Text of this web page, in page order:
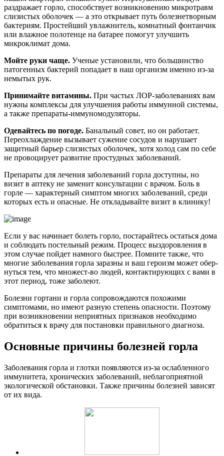
раздражает горло, способствует возникновению микротравм
слизистых оболочек — а это открывает путь болезнетворным
бактериям. Простейший увлажнитель, комнатный фонтанчик
или влажное полотенце на батарее помогут улучшить
микроклимат дома.
Мойте руки чаще. Ученые установили, что большинство
патогенных бактерий попадает в наш организм именно из-за
немытых рук.
Принимайте витамины. При частых ЛОР-заболеваниях вам
нужны комплексы для улучшения работы иммунной системы,
а также препараты-иммуномодуляторы.
Одевайтесь по погоде. Банальный совет, но он работает.
Переохлаждение вызывает сужение сосудов и нарушает
защитный барьер слизистых оболочек, хотя холод сам по себе
не провоцирует развитие простудных заболеваний.
Препараты для лечения заболеваний горла доступны, но
визит в аптеку не заменит консультации с врачом. Боль в
горле — характерный симптом многих заболеваний, среди
которых есть и опасные. Не откладывайте визит в клинику!
Если у вас на­чи­на­ет бо­леть гор­ло, по­ста­рай­тесь остать­ся до­ма
и со­блю­дать по­стель­ный ре­жим. Про­цесс выз­до­ров­ле­ния в
этом слу­чае пой­дет на­мно­го быст­рее. Пом­ни­те так­же, что
мно­гие за­бо­ле­ва­ния гор­ла за­раз­ны и ваш ге­ро­изм мо­жет обер­
нуть­ся тем, что мно­жест-во лю­дей, кон­так­ти­ру­ю­щих с ва­ми в
этот пе­ри­од, то­же за­бо­ле­ют.
Болезни гортани и горла сопровождаются похожими
симптомами, но имеют разную степень опасности. Поэтому
при возникновении неприятных признаков необходимо
обратиться к врачу для постановки правильного диагноза.
Основные причины болезней горла
Заболевания горла и глотки появляются из-за ослабленного
иммунитета, хронических заболеваний, неблагоприятной
экологической обстановки. Также причины болезней зависят
от их вида.